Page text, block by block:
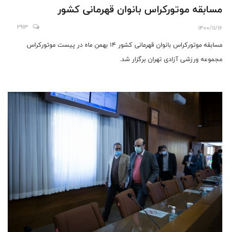
مسابقه موتورکراس بانوان قهرمانی کشور
1400/11/16
2913
مسابقه موتورکراس بانوان قهرمانی کشور 14 بهمن ماه در پیست موتورکراس
مجموعه ورزشی آزادی تهران برگزار شد.